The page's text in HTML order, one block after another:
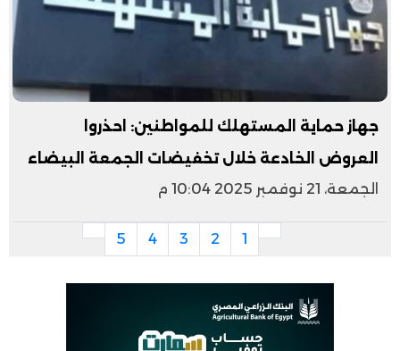
جهاز حماية المستهلك للمواطنين: احذروا
العروض الخادعة خلال تخفيضات الجمعة البيضاء
الجمعة، 21 نوفمبر 2025 10:04 م
1
2
3
4
5